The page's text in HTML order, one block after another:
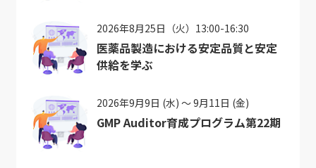
2026年8月25日（火）13:00-16:30
医薬品製造における安定品質と安定
供給を学ぶ
2026年9月9日 (水) ～ 9月11日 (金)
GMP Auditor育成プログラム第22期